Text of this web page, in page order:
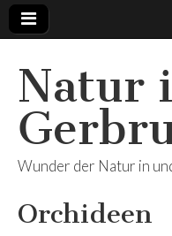
Natur
Wunder der Natur in
Orchideen